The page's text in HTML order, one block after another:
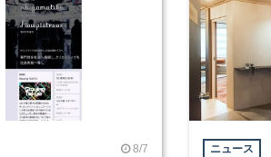
8/7 ニュース